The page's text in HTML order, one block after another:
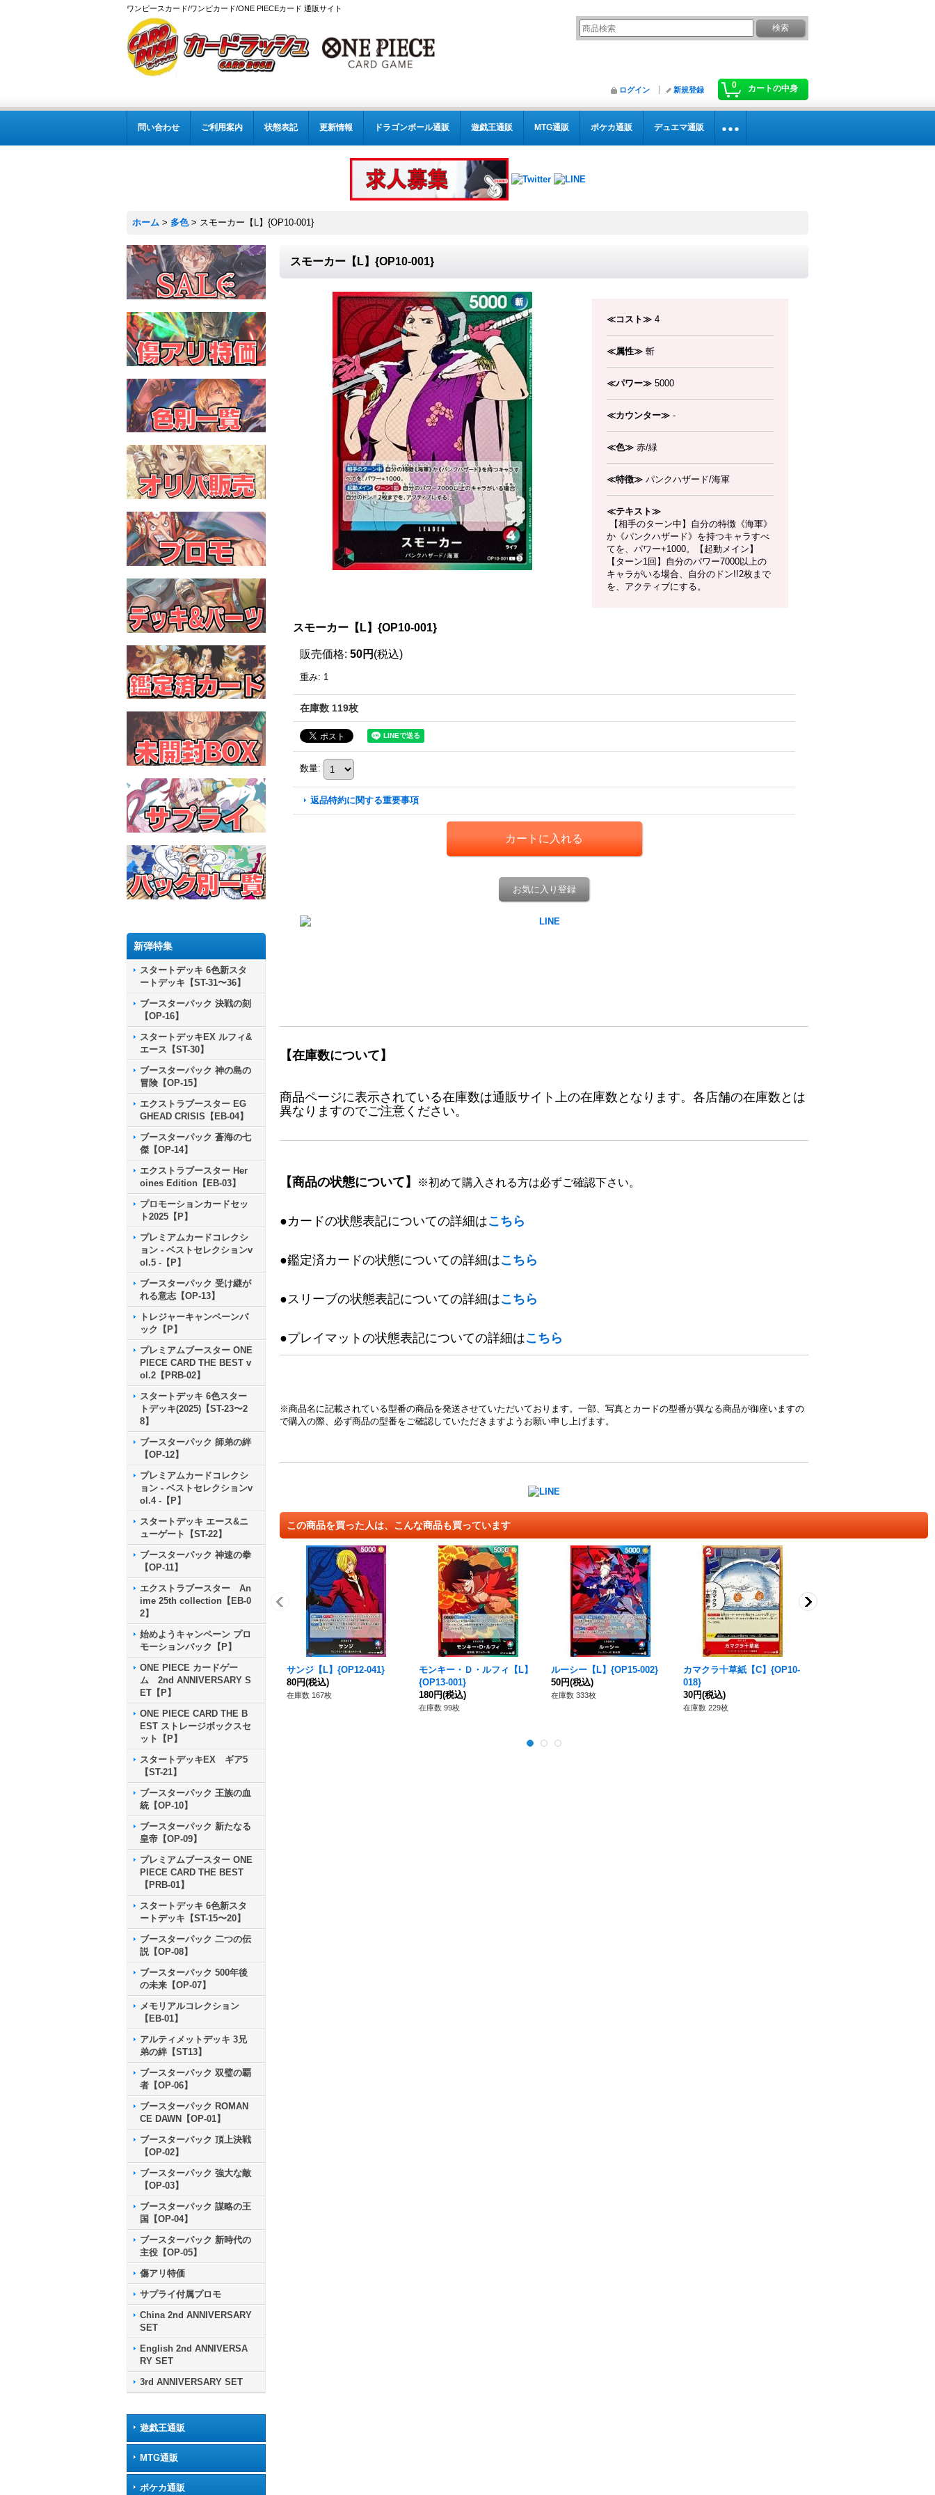
ワンピースカード/ワンピカード/ONE PIECEカード 通販サイト
0 カートの中身
ログイン 新規登録
問い合わせ ご利用案内 状態表記 更新情報 ドラゴンボール通販 遊戯王通販 MTG通販 ポケカ通販 デュエマ通販
ホーム > 多色 > スモーカー【L】{OP10-001}
新弾特集
スタートデッキ 6色新スタ
ートデッキ【ST-31〜36】
ブースターパック 決戦の刻
【OP-16】
スタートデッキEX ルフィ&
エース【ST-30】
ブースターパック 神の島の
冒険【OP-15】
エクストラブースター EG
GHEAD CRISIS【EB-04】
ブースターパック 蒼海の七
傑【OP-14】
エクストラブースター Her
oines Edition【EB-03】
プロモーションカードセッ
ト2025【P】
プレミアムカードコレクシ
ョン - ベストセレクションv
ol.5 -【P】
ブースターパック 受け継が
れる意志【OP-13】
トレジャーキャンペーンパ
ック【P】
プレミアムブースター ONE
PIECE CARD THE BEST v
ol.2【PRB-02】
スタートデッキ 6色スター
トデッキ(2025)【ST-23〜2
8】
ブースターパック 師弟の絆
【OP-12】
プレミアムカードコレクシ
ョン - ベストセレクションv
ol.4 -【P】
スタートデッキ エース&ニ
ューゲート【ST-22】
ブースターパック 神速の拳
【OP-11】
エクストラブースター An
ime 25th collection【EB-0
2】
始めようキャンペーン プロ
モーションパック【P】
ONE PIECE カードゲー
ム 2nd ANNIVERSARY S
ET【P】
ONE PIECE CARD THE B
EST ストレージボックスセ
ット【P】
スタートデッキEX ギア5
【ST-21】
ブースターパック 王族の血
統【OP-10】
ブースターパック 新たなる
皇帝【OP-09】
プレミアムブースター ONE
PIECE CARD THE BEST
【PRB-01】
スタートデッキ 6色新スタ
ートデッキ【ST-15〜20】
ブースターパック 二つの伝
説【OP-08】
ブースターパック 500年後
の未来【OP-07】
メモリアルコレクション
【EB-01】
アルティメットデッキ 3兄
弟の絆【ST13】
ブースターパック 双璧の覇
者【OP-06】
ブースターパック ROMAN
CE DAWN【OP-01】
ブースターパック 頂上決戦
【OP-02】
ブースターパック 強大な敵
【OP-03】
ブースターパック 謀略の王
国【OP-04】
ブースターパック 新時代の
主役【OP-05】
傷アリ特価
サプライ付属プロモ
China 2nd ANNIVERSARY
SET
English 2nd ANNIVERSA
RY SET
3rd ANNIVERSARY SET
遊戯王通販
MTG通販
ポケカ通販
スモーカー【L】{OP10-001}
≪コスト≫ 4
≪属性≫ 斬
≪パワー≫ 5000
≪カウンター≫ -
≪色≫ 赤/緑
≪特徴≫ パンクハザード/海軍
≪テキスト≫
【相手のターン中】自分の特徴《海軍》
か《パンクハザード》を持つキャラすべ
てを、パワー+1000。【起動メイン】
【ターン1回】自分のパワー7000以上の
キャラがいる場合、自分のドン!!2枚まで
を、アクティブにする。
スモーカー【L】{OP10-001}
販売価格: 50円 (税込)
重み: 1
在庫数 119枚
数量:
返品特約に関する重要事項
お気に入り登録
【在庫数について】
商品ページに表示されている在庫数は通販サイト上の在庫数となります。各店舗の在庫数とは
異なりますのでご注意ください。
【商品の状態について】 ※初めて購入される方は必ずご確認下さい。
●カードの状態表記についての詳細はこちら
●鑑定済カードの状態についての詳細はこちら
●スリーブの状態表記についての詳細はこちら
●プレイマットの状態表記についての詳細はこちら
※商品名に記載されている型番の商品を発送させていただいております。一部、写真とカードの型番が異なる商品が御座いますの
で購入の際、必ず商品の型番をご確認していただきますようお願い申し上げます。
この商品を買った人は、こんな商品も買っています
サンジ【L】{OP12-041}
80円(税込)
在庫数 167枚
モンキー・Ｄ・ルフィ【L】
{OP13-001}
180円(税込)
在庫数 99枚
ルーシー【L】{OP15-002}
50円(税込)
在庫数 333枚
カマクラ十草紙【C】{OP10-
018}
30円(税込)
在庫数 229枚